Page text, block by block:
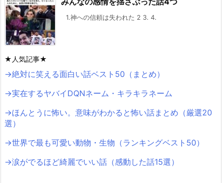
1.神への信頼は失われた 2 3. 4.
★人気記事★
→絶対に笑える面白い話ベスト50（まとめ）
→実在するヤバイDQNネーム・キラキラネーム
→ほんとうに怖い。意味がわかると怖い話まとめ（厳選20
選）
→世界で最も可愛い動物・生物（ランキングベスト50）
→涙がでるほど綺麗でいい話（感動した話15選）